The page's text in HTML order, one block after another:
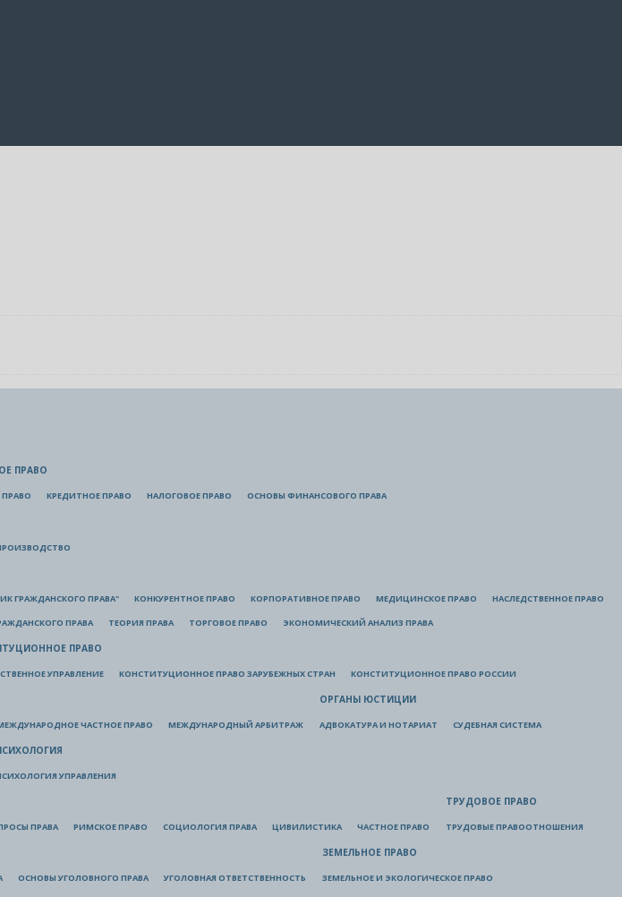
ПРАВО
КРЕДИТНОЕ ПРАВО НАЛОГОВОЕ ПРАВО ОСНОВЫ ФИНАНСОВОГО ПРАВА
ГРАЖДАНСКОГО ПРАВА" КОНКУРЕНТНОЕ ПРАВО КОРПОРАТИВНОЕ ПРАВО МЕДИЦИНСКОЕ ПРАВО НАСЛЕДСТВЕННОЕ ПРАВО
ПРАВА ТЕОРИЯ ПРАВА ТОРГОВОЕ ПРАВО ЭКОНОМИЧЕСКИЙ АНАЛИЗ ПРАВА
ПРАВО
УПРАВЛЕНИЕ КОНСТИТУЦИОННОЕ ПРАВО ЗАРУБЕЖНЫХ СТРАН КОНСТИТУЦИОННОЕ ПРАВО РОССИИ
ЧАСТНОЕ ПРАВО МЕЖДУНАРОДНЫЙ АРБИТРАЖ
ОРГАНЫ ЮСТИЦИИ
АДВОКАТУРА И НОТАРИАТ СУДЕБНАЯ СИСТЕМА
УПРАВЛЕНИЯ
ПРАВА РИМСКОЕ ПРАВО СОЦИОЛОГИЯ ПРАВА ЦИВИЛИСТИКА ЧАСТНОЕ ПРАВО
ТРУДОВОЕ ПРАВО
ТРУДОВЫЕ ПРАВООТНОШЕНИЯ
ОСНОВЫ УГОЛОВНОГО ПРАВА УГОЛОВНАЯ ОТВЕТСТВЕННОСТЬ
ЗЕМЕЛЬНОЕ ПРАВО
ЗЕМЕЛЬНОЕ И ЭКОЛОГИЧЕСКОЕ ПРАВО